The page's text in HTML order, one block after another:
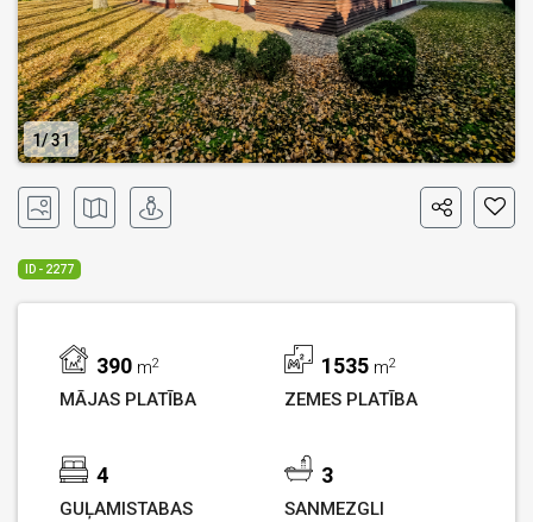
1 31
ID - 2277
390 m2
MĀJAS PLATĪBA
1535 m2
ZEMES PLATĪBA
4
GUĻAMISTABAS
3
SANMEZGLI